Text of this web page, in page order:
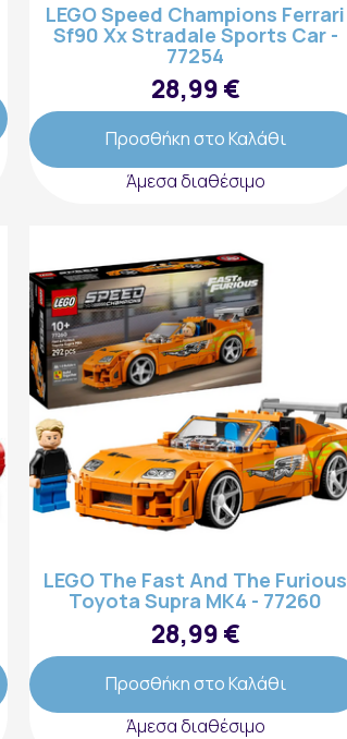
LEGO Speed Champions Ferrari
Sf90 Xx Stradale Sports Car -
77254
28,99 €
Προσθήκη στο Καλάθι
Άμεσα διαθέσιμο
LEGO The Fast And The Furious
Toyota Supra MK4 - 77260
28,99 €
Προσθήκη στο Καλάθι
Άμεσα διαθέσιμο